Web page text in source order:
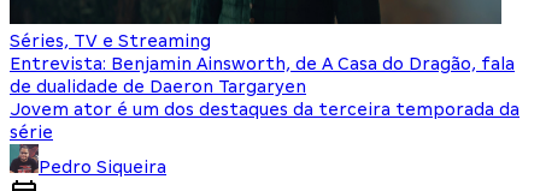
Séries, TV e Streaming
Entrevista: Benjamin Ainsworth, de A Casa do Dragão, fala
de dualidade de Daeron Targaryen
Jovem ator é um dos destaques da terceira temporada da
série
Pedro Siqueira